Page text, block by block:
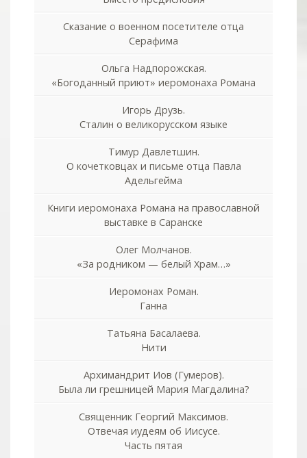
Сказание о военном посетителе отца
Серафима
Ольга Надпорожская.
«Богоданный приют» иеромонаха Романа
Игорь Друзь.
Сталин о великорусском языке
Тимур Давлетшин.
О кочетковцах и письме отца Павла
Адельгейма
Книги иеромонаха Романа на православной
выставке в Саранске
Олег Молчанов.
«За родником — белый Храм…»
Иеромонах Роман.
Ганна
Татьяна Басалаева.
Нити
Архимандрит Иов (Гумеров).
Была ли грешницей Мария Магдалина?
Священник Георгий Максимов.
Отвечая иудеям об Иисусе.
Часть пятая